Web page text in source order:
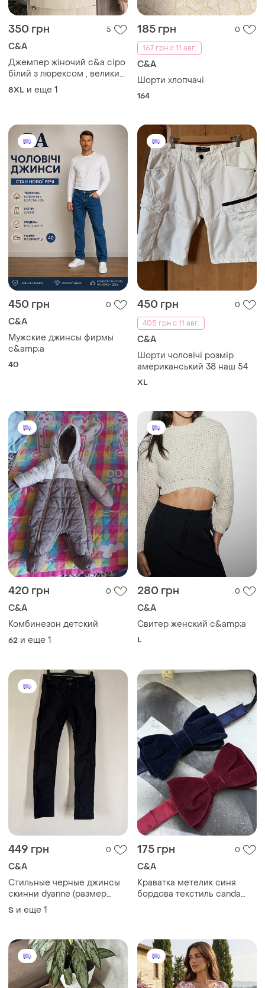
350 грн 5
C&A
Джемпер жіночий c&a сіро
білий з люрексом , великий
розмір
8XL и еще 1
185 грн
0
167 грн с 11 авг.
C&A
Шорти хлопчачі
164
450 грн 0
C&A
Мужские джинсы фирмы
c&amp;a
40
450 грн
0
405 грн с 11 авг.
C&A
Шорти чоловічі розмір
американський 38 наш 54
XL
420 грн 0
C&A
Комбинезон детский
62 и еще 1
280 грн 0
C&A
Свитер женский c&amp;a
L
449 грн 0
C&A
Стильные черные джинсы
скинни dyanne (размер
29/34)
S и еще 1
175 грн 0
C&A
Краватка метелик синя
бордова текстиль canda